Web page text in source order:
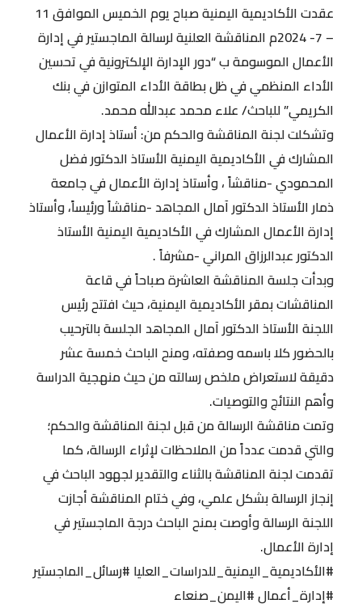
عقدت الأكاديمية اليمنية صباح يوم الخميس الموافق 11
– 7- 2024م المناقشة العلنية لرسالة الماجستير في إدارة
الأعمال الموسومة ب “دور الإدارة الإلكترونية في تحسين
الأداء المنظمي في ظل بطاقة الأداء المتوازن في بنك
الكريمي” للباحث/ علاء محمد عبدالله محمد.
وتشكلت لجنة المناقشة والحكم من: أستاذ إدارة الأعمال
المشارك في الأكاديمية اليمنية الأستاذ الدكتور فضل
المحمودي -مناقشاً ، وأستاذ إدارة الأعمال في جامعة
ذمار الأستاذ الدكتور آمال المجاهد -مناقشاً ورئيساً، وأستاذ
إدارة الأعمال المشارك في الأكاديمية اليمنية الأستاذ
الدكتور عبدالرزاق المراني -مشرفاً .
وبدأت جلسة المناقشة العاشرة صباحاً في قاعة
المناقشات بمقر الأكاديمية اليمنية، حيث افتتح رئيس
اللجنة الأستاذ الدكتور آمال المجاهد الجلسة بالترحيب
بالحضور كلا باسمه وصفته، ومنح الباحث خمسة عشر
دقيقة لاستعراض ملخص رسالته من حيث منهجية الدراسة
وأهم النتائج والتوصيات.
وتمت مناقشة الرسالة من قبل لجنة المناقشة والحكم؛
والتي قدمت عدداً من الملاحظات لإثراء الرسالة، كما
تقدمت لجنة المناقشة بالثناء والتقدير لجهود الباحث في
إنجاز الرسالة بشكل علمي، وفي ختام المناقشة أجازت
اللجنة الرسالة وأوصت بمنح الباحث درجة الماجستير في
إدارة الأعمال.
#الأكاديمية_اليمنية_للدراسات_العليا #رسائل_الماجستير
#إدارة_أعمال #اليمن_صنعاء